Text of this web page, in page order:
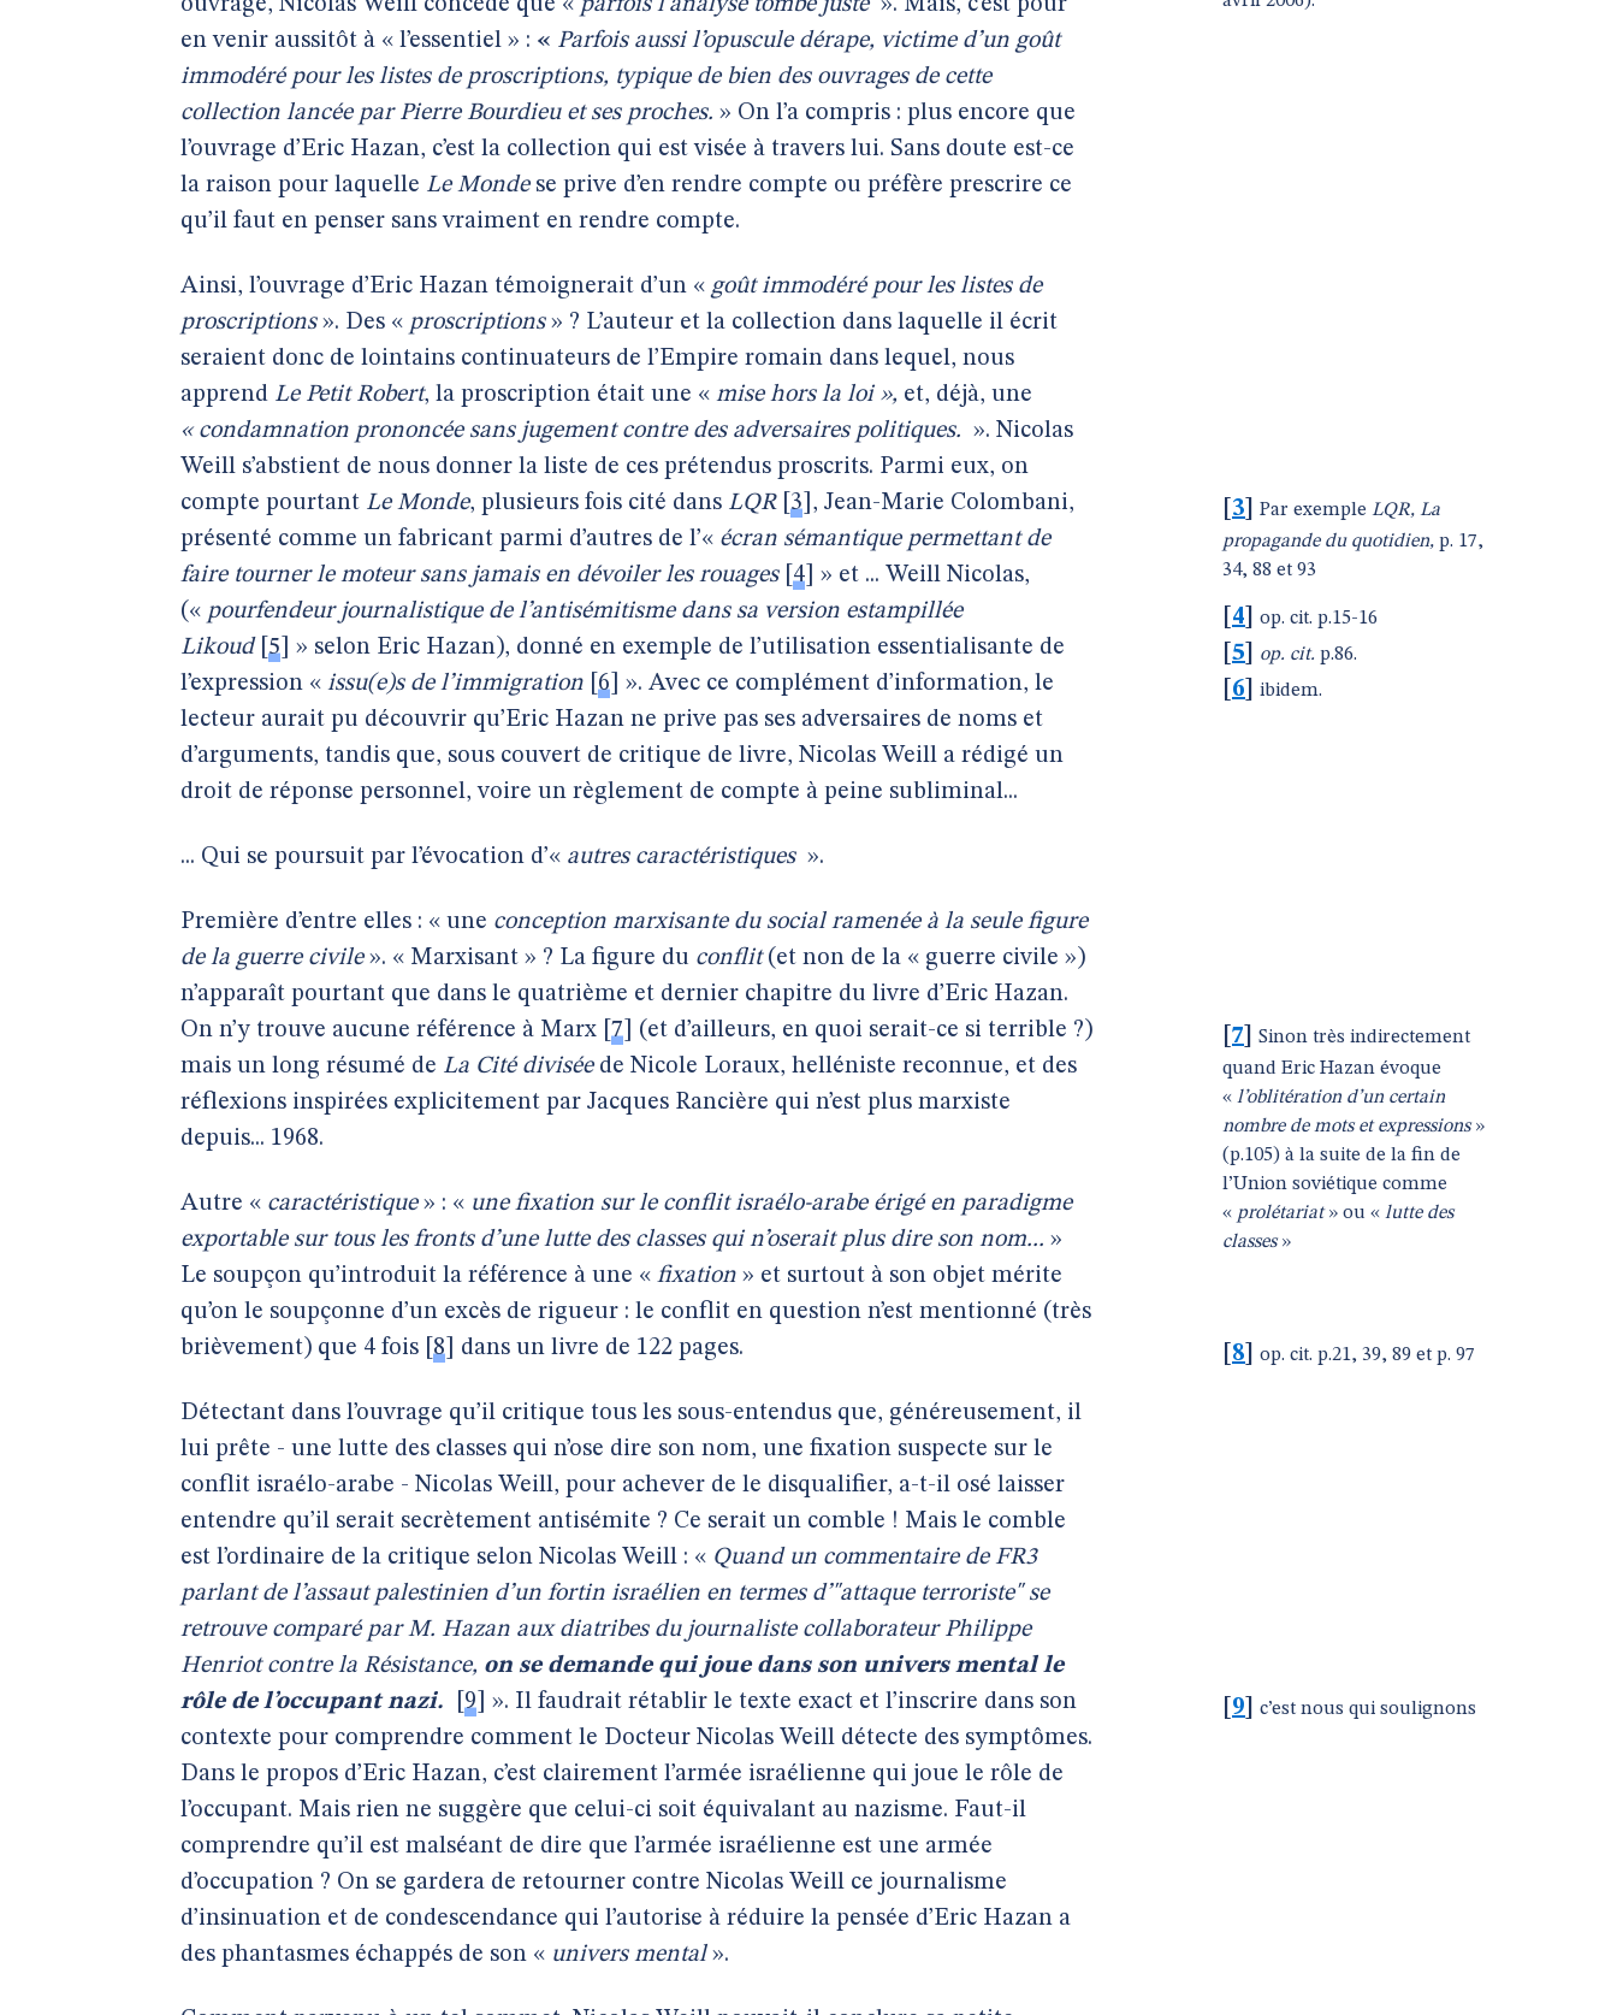
ouvrage, Nicolas Weill concède que « parfois l’analyse tombe juste ». Mais, c’est pour
en venir aussitôt à « l’essentiel » : « Parfois aussi l’opuscule dérape, victime d’un goût
immodéré pour les listes de proscriptions, typique de bien des ouvrages de cette
collection lancée par Pierre Bourdieu et ses proches. » On l’a compris : plus encore que
l’ouvrage d’Eric Hazan, c’est la collection qui est visée à travers lui. Sans doute est-ce
la raison pour laquelle Le Mondese prive d’en rendre compte ou préfère prescrire ce
qu’il faut en penser sans vraiment en rendre compte.
Ainsi, l’ouvrage d’Eric Hazan témoignerait d’un « goût immodéré pour les listes de
proscriptions». Des « proscriptions» ? L’auteur et la collection dans laquelle il écrit
seraient donc de lointains continuateurs de l’Empire romain dans lequel, nous
apprend Le Petit Robert, la proscription était une « mise hors la loi », et, déjà, une
« condamnation prononcée sans jugement contre des adversaires politiques. ». Nicolas
Weill s’abstient de nous donner la liste de ces prétendus proscrits. Parmi eux, on
compte pourtant Le Monde, plusieurs fois cité dans LQR[ 3 , Jean-Marie Colombani,
présenté comme un fabricant parmi d’autres de l’« écran sémantique permettant de
faire tourner le moteur sans jamais en dévoiler les rouages[ 4
» et ... Weill Nicolas,
(« pourfendeur journalistique de l’antisémitisme dans sa version estampillée
Likoud[ 5
» selon Eric Hazan), donné en exemple de l’utilisation essentialisante de
l’expression « issu(e)s de l’immigration 6
». Avec ce complément d’information, le
lecteur aurait pu découvrir qu’Eric Hazan ne prive pas ses adversaires de noms et
d’arguments, tandis que, sous couvert de critique de livre, Nicolas Weill a rédigé un
droit de réponse personnel, voire un règlement de compte à peine subliminal...
... Qui se poursuit par l’évocation d’« autres caractéristiques ».
Première d’entre elles : « une conception marxisante du social ramenée à la seule figure
de la guerre civile». « Marxisant » ? La figure du conflit(et non de la « guerre civile »)
n’apparaît pourtant que dans le quatrième et dernier chapitre du livre d’Eric Hazan.
On n’y trouve aucune référence à Marx 7
(et d’ailleurs, en quoi serait-ce si terrible ?)
mais un long résumé de La Cité divisée de Nicole Loraux, helléniste reconnue, et des
réflexions inspirées explicitement par Jacques Rancière qui n’est plus marxiste
depuis... 1968.
Autre « caractéristique» : « une fixation sur le conflit israélo-arabe érigé en paradigme
exportable sur tous les fronts d’une lutte des classes qui n’oserait plus dire son nom... »
Le soupçon qu’introduit la référence à une « fixation » et surtout à son objet mérite
qu’on le soupçonne d’un excès de rigueur : le conflit en question n’est mentionné (très
brièvement) que 4 fois 8 dans un livre de 122 pages.
Détectant dans l’ouvrage qu’il critique tous les sous-entendus que, généreusement, il
lui prête - une lutte des classes qui n’ose dire son nom, une fixation suspecte sur le
conflit israélo-arabe - Nicolas Weill, pour achever de le disqualifier, a-t-il osé laisser
entendre qu’il serait secrètement antisémite ? Ce serait un comble ! Mais le comble
est l’ordinaire de la critique selon Nicolas Weill : « Quand un commentaire de FR3
parlant de l’assaut palestinien d’un fortin israélien en termes d’"attaque terroriste" se
retrouve comparé par M. Hazan aux diatribes du journaliste collaborateur Philippe
Henriot contre la Résistance, on se demande qui joue dans son univers mental le
rôle de l’occupant nazi.
9
». Il faudrait rétablir le texte exact et l’inscrire dans son
contexte pour comprendre comment le Docteur Nicolas Weill détecte des symptômes.
Dans le propos d’Eric Hazan, c’est clairement l’armée israélienne qui joue le rôle de
l’occupant. Mais rien ne suggère que celui-ci soit équivalant au nazisme. Faut-il
comprendre qu’il est malséant de dire que l’armée israélienne est une armée
d’occupation ? On se gardera de retourner contre Nicolas Weill ce journalisme
d’insinuation et de condescendance qui l’autorise à réduire la pensée d’Eric Hazan a
des phantasmes échappés de son « univers mental».
3 Par exemple LQR, La
propagande du quotidien, p. 17,
34, 88 et 93
4 op. cit. p.15-16
5 op. cit. p.86.
6 ibidem.
7
Sinon très indirectement
quand Eric Hazan évoque
« l’oblitération d’un certain
nombre de mots et expressions»
(p.105) à la suite de la fin de
l’Union soviétique comme
« prolétariat» ou « lutte des
classes»
8 op. cit. p.21, 39, 89 et p. 97
9 c’est nous qui soulignons